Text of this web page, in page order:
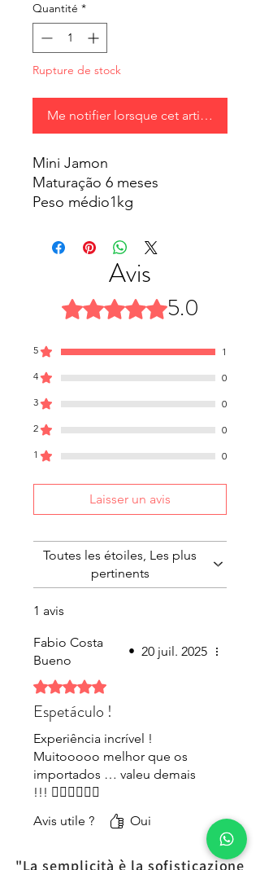
Quantité *
Rupture de stock
Me notifier lorsque cet article est
Mini Jamon
Maturação 6 meses
Peso médio1kg
Acompanha Suporte
Não acompanha faca
Avis
Noté 5 sur 5. 5.0
5
1
4
0
3
0
2
0
1
0
Laisser un avis
Toutes les étoiles, Les plus
pertinents
1 avis
Fabio Costa
Bueno
• 20 juil. 2025
Noté 5 sur 5.
Espetáculo !
Experiência incrível !
Muitooooo melhor que os
importados … valeu demais
!!! 👍🏻👍🏻👍🏻
Avis utile ?
Oui
"La semplicità è la sofisticazione